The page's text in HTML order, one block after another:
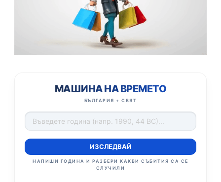
МАШИНА НА ВРЕМЕТО
БЪЛГАРИЯ + СВЯТ
ИЗСЛЕДВАЙ
НАПИШИ ГОДИНА И РАЗБЕРИ КАКВИ СЪБИТИЯ СА СЕ
СЛУЧИЛИ